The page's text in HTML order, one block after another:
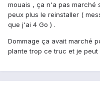
mouais , ça n'a pas marché
peux plus le reinstaller (
que j'ai 4 Go ) .
Dommage ça avait marché
plante trop ce truc et je peut